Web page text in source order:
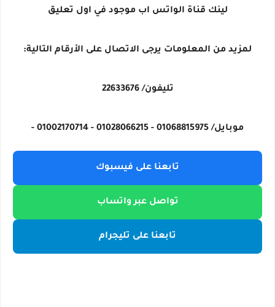
لينك قناة الواتس اب موجود في اول تعليق
لمزيد من المعلومات يرجى الاتصال على الأرقام التالية:
تليفون/ 22633676
موبايل/ 01068815975 - 01028066215 - 01002170714 -
تابعنا على فيسبوك
تواصل عبر واتساب
تابعنا على تليجرام